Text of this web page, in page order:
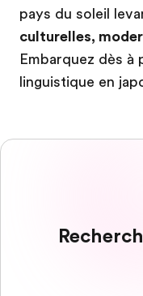
pays du soleil
culturelles,
Embarquez dès à
linguistique en